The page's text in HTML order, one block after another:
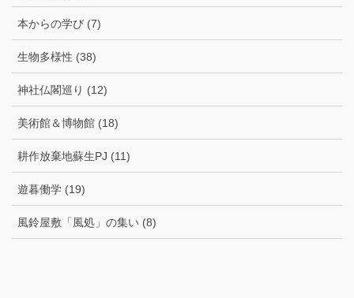
本からの学び (7)
生物多様性 (38)
神社仏閣巡り (12)
美術館＆博物館 (18)
耕作放棄地蘇生PJ (11)
遊暮働学 (19)
風鈴屋敷「風処」の集い (8)